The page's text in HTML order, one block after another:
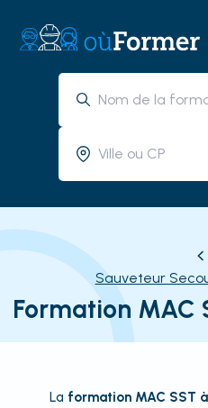
Sauveteur
Formation MAC
La formation MAC SST